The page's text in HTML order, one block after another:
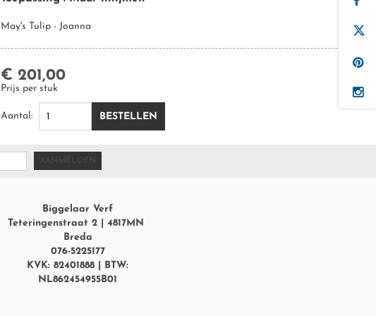
May's Tulip - Joanna
€ 201,00
Prijs per stuk
Aantal: BESTELLEN
Biggelaar Verf
Teteringenstraat 2 | 4817MN
Breda
076-5225177
KVK: 82401888 | BTW:
NL862454955B01